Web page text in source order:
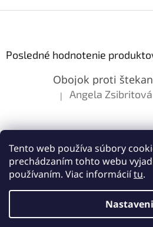
Tento web používa súbory
prechádzaním tohto webu
používaním. Viac informáciítu.
Posledné hodnotenie
Obojok proti
Hodnotenie produktu je
| Angela Zsibritová